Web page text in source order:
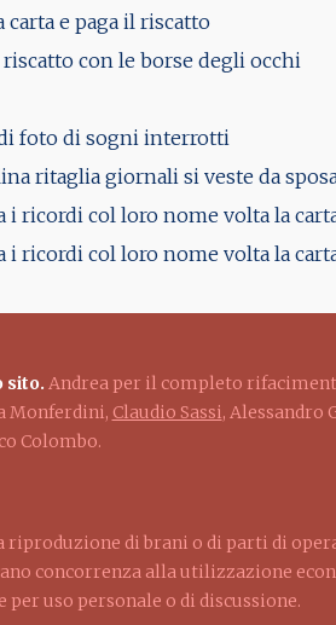
carta e paga il riscatto
riscatto con le borse degli occhi
foto di sogni interrotti
ritaglia giornali si veste da
i ricordi col loro nome volta la
i ricordi col loro nome volta la
sito. Andrea per il completo
Monferdini, Claudio Sassi, Alessandro
Colombo.
riproduzione di brani o di parti di
concorrenza alla utilizzazione
uso personale o di discussione.